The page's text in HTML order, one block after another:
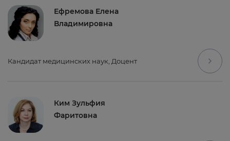
Ефремова Елена
Владимировна
Кандидат медицинских наук, Доцент
Ким Зульфия
Фаритовна